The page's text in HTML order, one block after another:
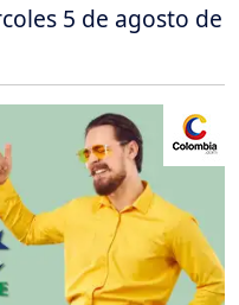
5 de agosto de